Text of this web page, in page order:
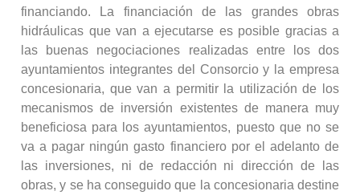
financiando. La financiación de las grandes obras
hidráulicas que van a ejecutarse es posible gracias a
las buenas negociaciones realizadas entre los dos
ayuntamientos integrantes del Consorcio y la empresa
concesionaria, que van a permitir la utilización de los
mecanismos de inversión existentes de manera muy
beneficiosa para los ayuntamientos, puesto que no se
va a pagar ningún gasto financiero por el adelanto de
las inversiones, ni de redacción ni dirección de las
obras, y se ha conseguido que la concesionaria destine